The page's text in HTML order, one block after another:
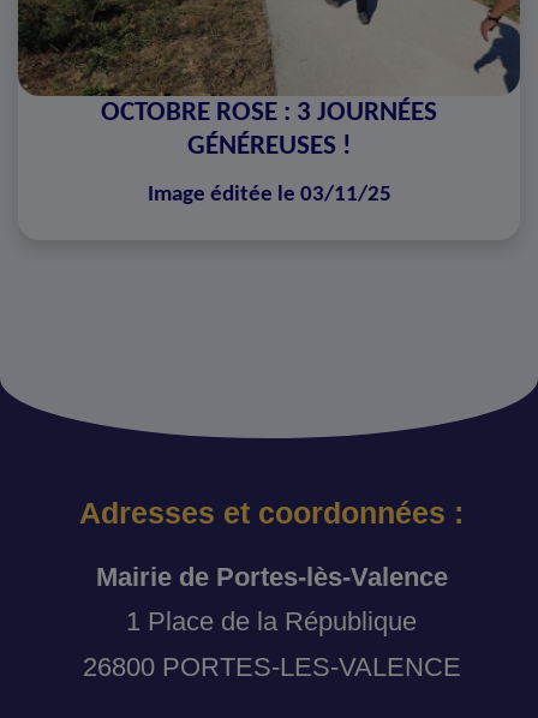
OCTOBRE ROSE : 3 JOURNÉES
GÉNÉREUSES !
Image éditée le 03/11/25
Adresses et coordonnées :
Mairie de Portes-lès-Valence
1 Place de la République
26800 PORTES-LES-VALENCE